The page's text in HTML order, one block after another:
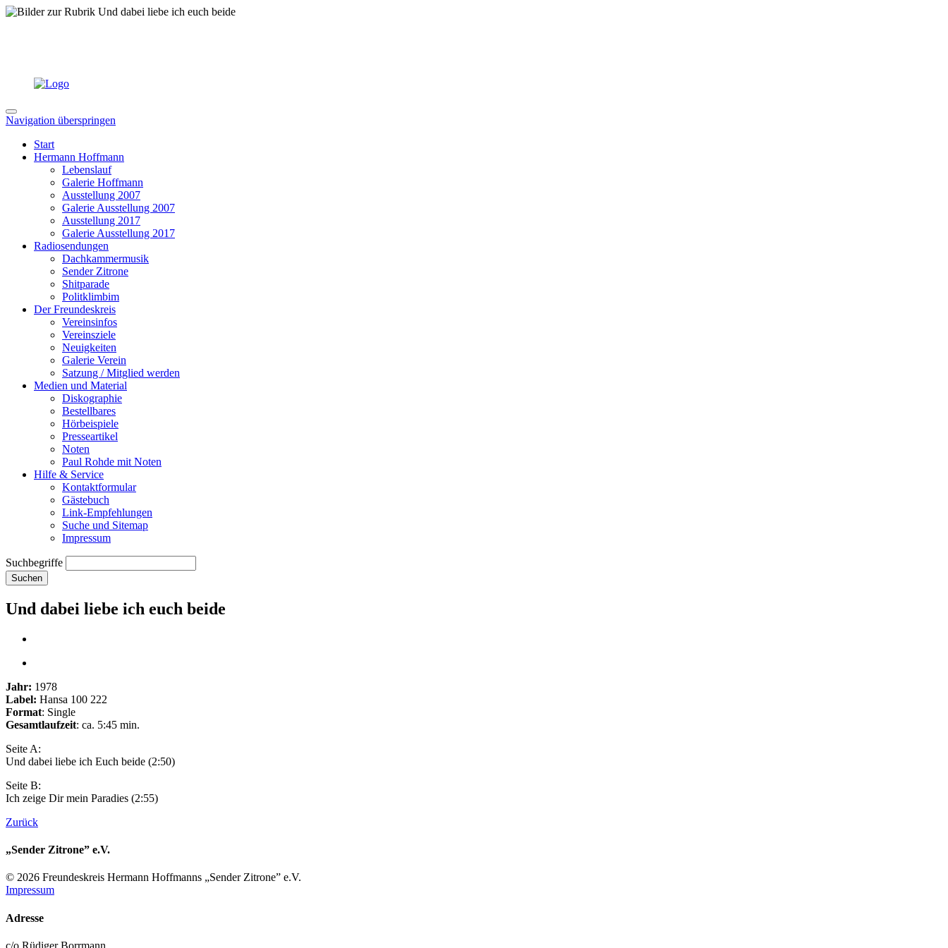
Navigation überspringen
Start
Hermann Hoffmann
Lebenslauf
Galerie Hoffmann
Ausstellung 2007
Galerie Ausstellung 2007
Ausstellung 2017
Galerie Ausstellung 2017
Radiosendungen
Dachkammermusik
Sender Zitrone
Shitparade
Politklimbim
Der Freundeskreis
Vereinsinfos
Vereinsziele
Neuigkeiten
Galerie Verein
Satzung / Mitglied werden
Medien und Material
Diskographie
Bestellbares
Hörbeispiele
Presseartikel
Noten
Paul Rohde mit Noten
Hilfe & Service
Kontaktformular
Gästebuch
Link-Empfehlungen
Suche und Sitemap
Impressum
Suchbegriffe
Suchen
Und dabei liebe ich euch beide
Jahr: 1978
Label: Hansa 100 222
Format: Single
Gesamtlaufzeit: ca. 5:45 min.
Seite A:
Und dabei liebe ich Euch beide (2:50)
Seite B:
Ich zeige Dir mein Paradies (2:55)
Zurück
„Sender Zitrone” e.V.
© 2026 Freundes­kreis Her­mann Hoff­manns „Sender Zitrone” e.V.
Impressum
Adresse
c/o Rüdiger Borrmann